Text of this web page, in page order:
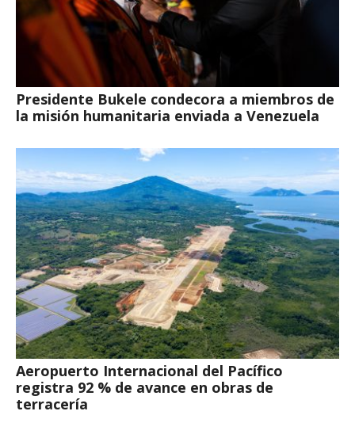
Presidente Bukele condecora a miembros de
la misión humanitaria enviada a Venezuela
Aeropuerto Internacional del Pacífico
registra 92 % de avance en obras de
terracería